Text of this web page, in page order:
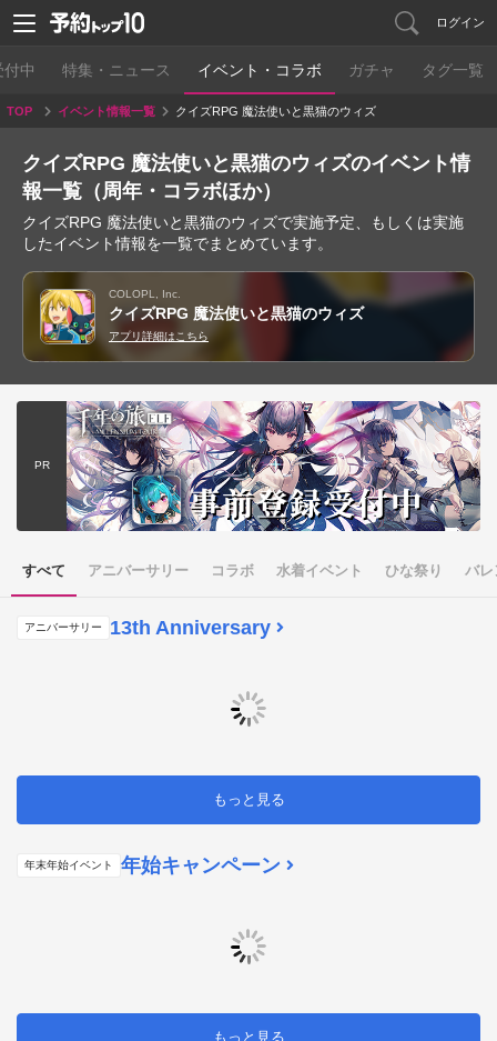
ログイン
中 特集・ニュース イベント・コラボ ガチャ タグ一覧
TOP イベント情報一覧 クイズRPG 魔法使いと黒猫のウィズ
クイズRPG 魔法使いと黒猫のウィズのイベント情
報一覧（周年・コラボほか）
クイズRPG 魔法使いと黒猫のウィズで実施予定、もしくは実施
したイベント情報を一覧でまとめています。
COLOPL, Inc.
クイズRPG 魔法使いと黒猫のウィズ
アプリ詳細はこちら
PR
すべて アニバーサリー コラボ 水着イベント ひな祭り バレ
アニバーサリー 13th Anniversary
もっと見る
年末年始イベント 年始キャンペーン
もっと見る